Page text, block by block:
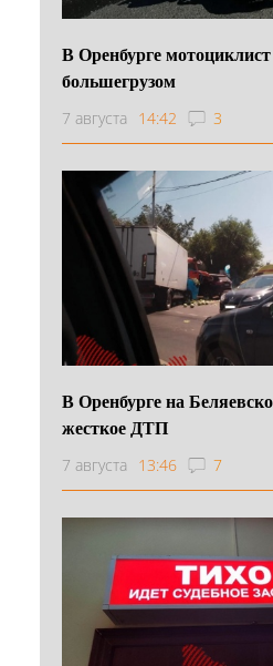
В Оренбурге
большегрузом
7 августа 14:42 3
В Оренбурге на
жесткое ДТП
7 августа 13:46 7